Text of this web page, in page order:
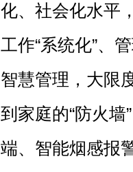
化、社会化水平
工作“系统化”、
智慧管理，大限
到家庭的“防火
端、智能烟感报